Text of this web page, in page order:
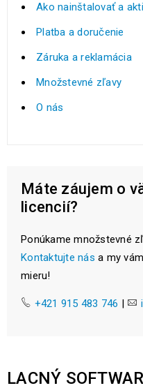
Ako nainštalovať a
Platba a doručenie
Záruka a reklamácia
Množstevné zľavy
O nás
Máte záujem o
licencií?
Ponúkame množstevné
Kontaktujte nás a my
mieru!
+421 915 483 746 |
LACNÝ